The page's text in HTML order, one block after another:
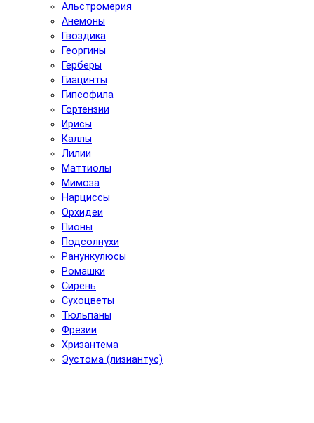
Альстромерия
Анемоны
Гвоздика
Георгины
Герберы
Гиацинты
Гипсофила
Гортензии
Ирисы
Каллы
Лилии
Маттиолы
Мимоза
Нарциссы
Орхидеи
Пионы
Подсолнухи
Ранункулюсы
Ромашки
Сирень
Сухоцветы
Тюльпаны
Фрезии
Хризантема
Эустома (лизиантус)